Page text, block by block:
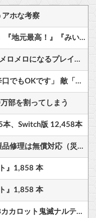
アホな考察
【驚報】 最近のアニメ『ヤニねこ』『地元最高！』『みいちゃんと山田さん』『ドカ食いダイスキ！ もちづきさん』
スト6の新キャラ、エッッ可愛くてメロメロになるプレイヤーが続出ｗｗ
ゲーム作者ワイ「感想ください。辛口でもOKです」 敵「あれがだめ。これがだめ」
部を割ってしまう
本、Switch版 12,458本
任天堂 熊本地震を受け被災者の製品修理は無償対応（災害救助法適用地域） 義援金5000万円寄付
』1,858 本
』1,858 本
ぴろし社長ブチギレ「ジョジョASBカカロット鬼滅ナルティメット作ったのにジャンブ公式にブロックされたんだが⁉」